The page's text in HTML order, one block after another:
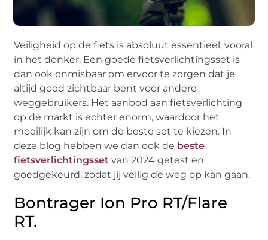
Veiligheid op de fiets is absoluut essentieel, vooral
in het donker. Een goede fietsverlichtingsset is
dan ook onmisbaar om ervoor te zorgen dat je
altijd goed zichtbaar bent voor andere
weggebruikers. Het aanbod aan fietsverlichting
op de markt is echter enorm, waardoor het
moeilijk kan zijn om de beste set te kiezen. In
deze blog hebben we dan ook de beste
fietsverlichtingsset van 2024 getest en
goedgekeurd, zodat jij veilig de weg op kan gaan.
Bontrager Ion Pro RT/Flare
RT.